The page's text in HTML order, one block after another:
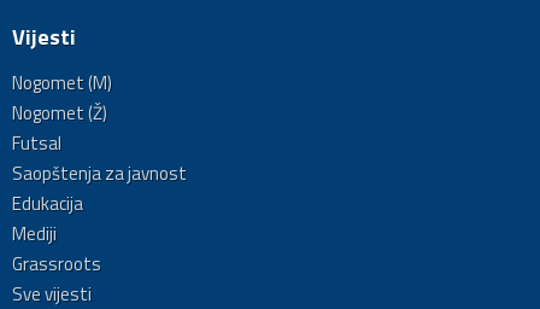
Vijesti
Nogomet (M)
Nogomet (Ž)
Futsal
Saopštenja za javnost
Edukacija
Mediji
Grassroots
Sve vijesti